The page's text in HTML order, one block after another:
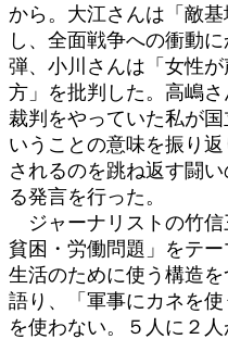
から。大江さんは「敵
し、全面戦争への衝動
弾、小川さんは「女性
方」を批判した。高嶋
裁判をやっていた私が
いうことの意味を振り
されるのを跳ね返す闘
る発言を行った。
ジャーナリストの竹信
貧困・労働問題」をテ
生活のために使う構造
語り、「軍事にカネを
を使わない。５人に２